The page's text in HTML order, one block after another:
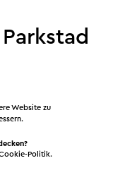
Kerkrade
Unsere
wie Visit Zuid-
Daten umgeht.
Website zu
Politik